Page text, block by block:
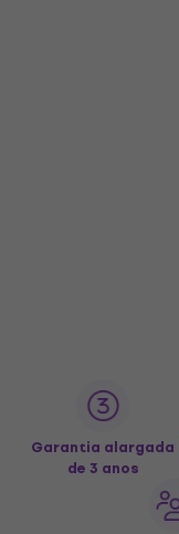
Garantia alargada
de 3 anos